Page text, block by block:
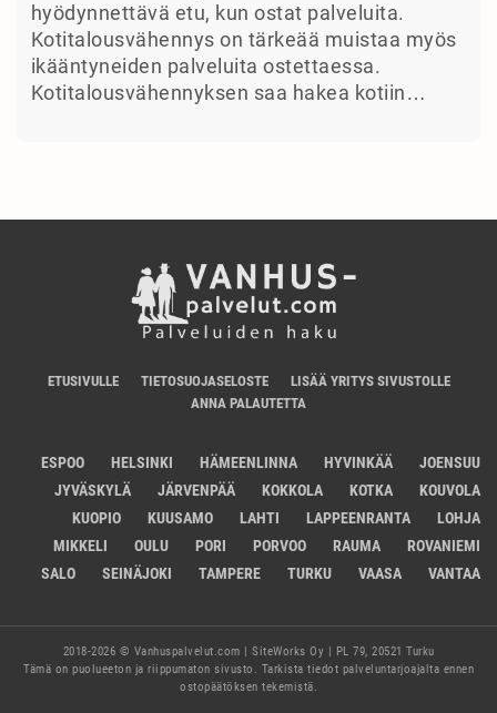
hyödynnettävä etu, kun ostat palveluita.
Kotitalousvähennys on tärkeää muistaa myös
ikääntyneiden palveluita ostettaessa.
Kotitalousvähennyksen saa hakea kotiin…
ETUSIVULLE TIETOSUOJASELOSTE
LISÄÄ YRITYS SIVUSTOLLE
ANNA PALAUTETTA
ESPOO HELSINKI HÄMEENLINNA HYVINKÄÄ
JOENSUU
JYVÄSKYLÄ
JÄRVENPÄÄ KOKKOLA KOTKA
KOUVOLA
KUOPIO
KUUSAMO LAHTI LAPPEENRANTA
LOHJA
MIKKELI
OULU PORI PORVOO RAUMA
ROVANIEMI
SALO
SEINÄJOKI TAMPERE TURKU VAASA VANTAA
2018-2026 © Vanhuspalvelut.com | SiteWorks Oy | PL 79, 20521 Turku
Tämä on puolueeton ja riippumaton sivusto. Tarkista tiedot palveluntarjoajalta ennen
ostopäätöksen tekemistä.